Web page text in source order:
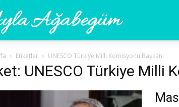
Ağabegüm
Etiketler UNESCO Türkiye Milli Komisyonu Başkanı
UNESCO Türkiye Milli